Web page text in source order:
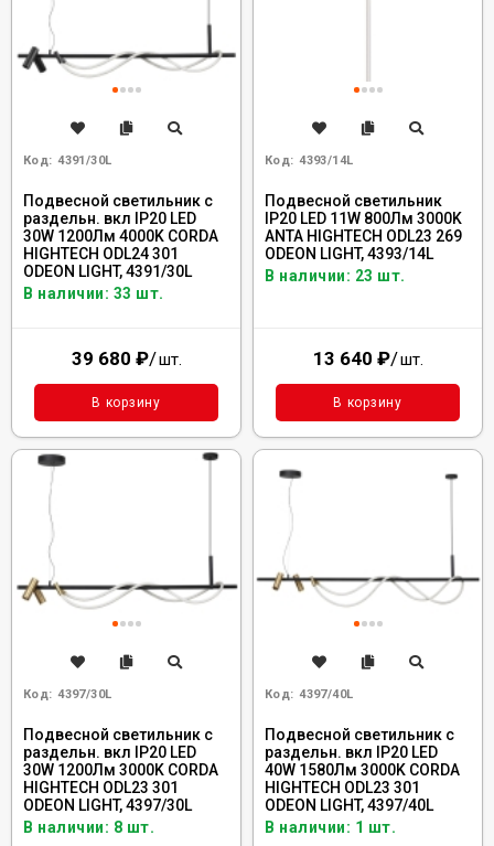
Код: 4391/30L
Подвесной светильник с
раздельн. вкл IP20 LED
30W 1200Лм 4000K CORDA
HIGHTECH ODL24 301
ODEON LIGHT, 4391/30L
В наличии: 33 шт.
39 680 ₽/шт.
В корзину
Код: 4393/14L
Подвесной светильник
IP20 LED 11W 800Лм 3000K
ANTA HIGHTECH ODL23 269
ODEON LIGHT, 4393/14L
В наличии: 23 шт.
13 640 ₽/шт.
В корзину
Код: 4397/30L
Подвесной светильник с
раздельн. вкл IP20 LED
30W 1200Лм 3000K CORDA
HIGHTECH ODL23 301
ODEON LIGHT, 4397/30L
В наличии: 8 шт.
Код: 4397/40L
Подвесной светильник с
раздельн. вкл IP20 LED
40W 1580Лм 3000K CORDA
HIGHTECH ODL23 301
ODEON LIGHT, 4397/40L
В наличии: 1 шт.